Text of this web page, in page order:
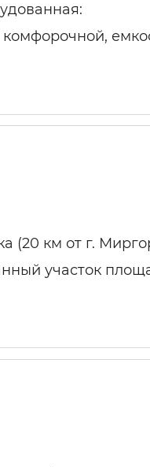
комфорочной,
(20 км от г.
участок